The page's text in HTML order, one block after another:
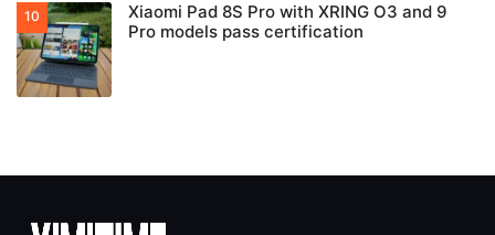
Xiaomi Pad 8S Pro with XRING O3 and 9
Pro models pass certification